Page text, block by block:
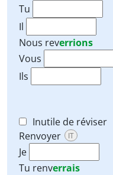
Tu
Il
Nous reverrions
Vous
Ils
Inutile de réviser
Renvoyer
IT
Je
Tu renverrais